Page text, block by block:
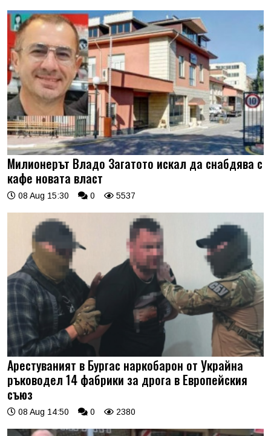
Милионерът Владо Загатото искал да снабдява с
кафе новата власт
08 Aug 15:30 0 5537
Арестуваният в Бургас наркобарон от Украйна
ръководел 14 фабрики за дрога в Европейския
съюз
08 Aug 14:50 0 2380